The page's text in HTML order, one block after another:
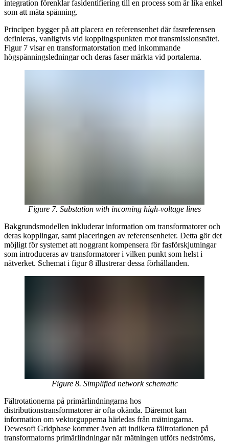
integration förenklar fasidentifiering till en process som är lika enkel
som att mäta spänning.
Principen bygger på att placera en referensenhet där fasreferensen
definieras, vanligtvis vid kopplingspunkten mot transmissionsnätet.
Figur 7 visar en transformatorstation med inkommande
högspänningsledningar och deras faser märkta vid portalerna.
Figure 7. Substation with incoming high-voltage lines
Bakgrundsmodellen inkluderar information om transformatorer och
deras kopplingar, samt placeringen av referensenheter. Detta gör det
möjligt för systemet att noggrant kompensera för fasförskjutningar
som introduceras av transformatorer i vilken punkt som helst i
nätverket. Schemat i figur 8 illustrerar dessa förhållanden.
Figure 8. Simplified network schematic
Fältrotationerna på primärlindningarna hos
distributionstransformatorer är ofta okända. Däremot kan
information om vektorgupperna härledas från mätningarna.
Dewesoft Gridphase kommer även att indikera fältrotationen på
transformatorns primärlindningar när mätningen utförs nedströms,